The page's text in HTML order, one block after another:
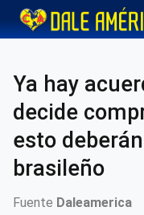
Ya hay
decide
esto
brasileño
Fuente Daleamerica